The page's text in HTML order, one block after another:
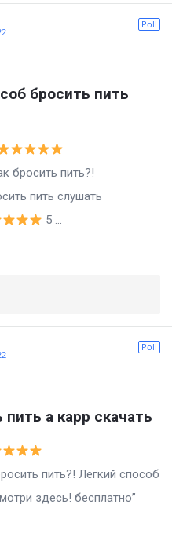
Poll
бросить пить
пить?!
пить слушать
5 ...
Poll
а карр скачать
Легкий способ
здесь! бесплатно”